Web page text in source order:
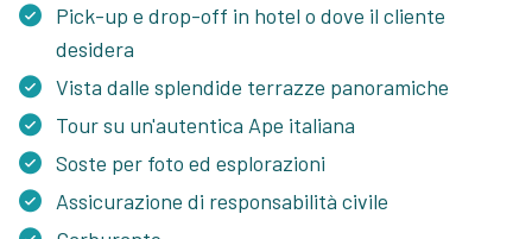
Pick-up e drop-off in hotel o dove il cliente
desidera
Vista dalle splendide terrazze panoramiche
Tour su un'autentica Ape italiana
Soste per foto ed esplorazioni
Assicurazione di responsabilità civile